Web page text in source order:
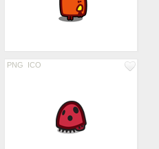
PNG ICO